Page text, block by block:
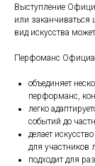
Выступление
или
вид искусства
Перфоманс
объединяет
перформанс,
легко
событий до
делает
для участников
подходит для